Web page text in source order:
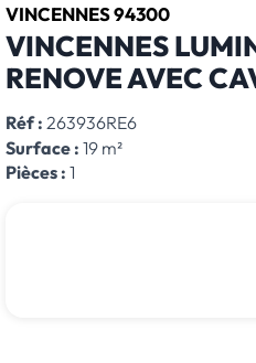
VINCENNES 94300
VINCENNES
RENOVE AVEC
Réf : 263936RE6
Surface : 19 m²
Pièces : 1